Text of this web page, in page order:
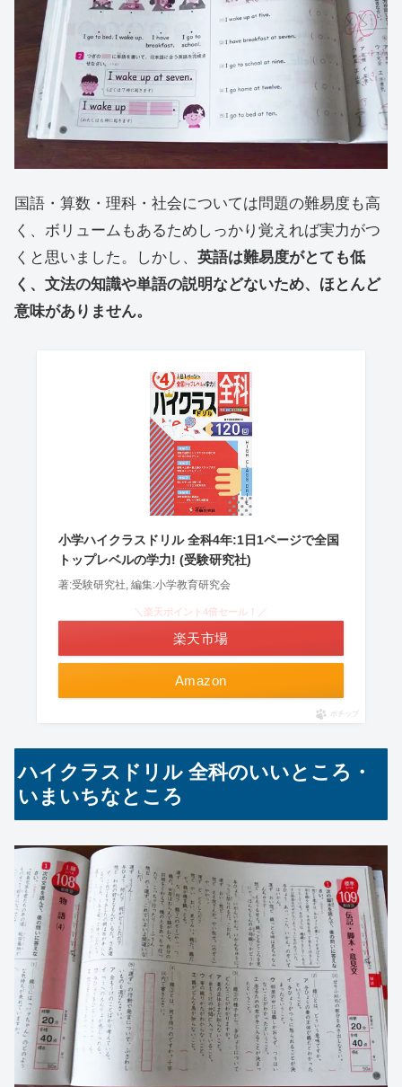
国語・算数・理科・社会については問題の難易度も高
く、ボリュームもあるためしっかり覚えれば実力がつ
くと思いました。しかし、 英語は難易度がとても低
く、文法の知識や単語の説明などないため、ほとんど
意味がありません。
小学ハイクラスドリル 全科4年:1日1ページで全国
トップレベルの学力! (受験研究社)
著:受験研究社, 編集:小学教育研究会
Amazon
＼楽天ポイント4倍セール！／
楽天市場
ポチップ
ハイクラスドリル 全科のいいところ・
いまいちなところ